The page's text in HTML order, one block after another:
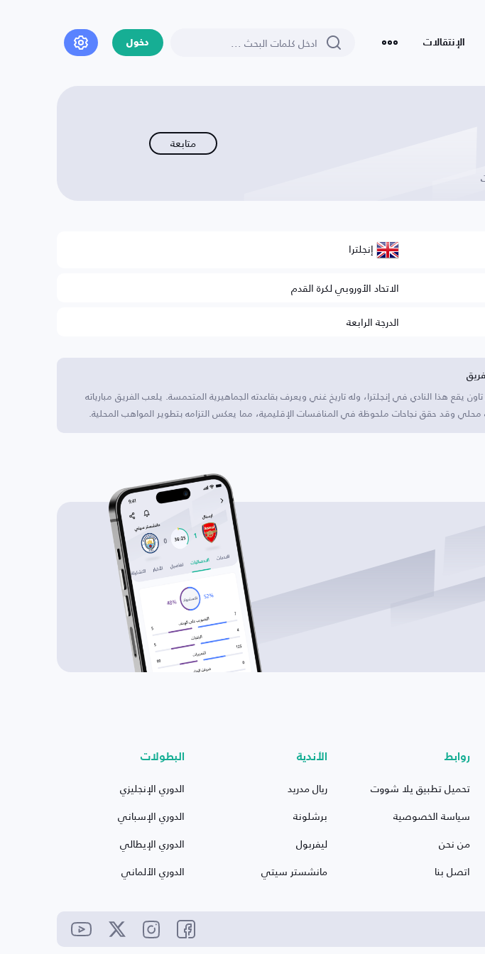
الإنتقالات دخول
متابعة
إنجلترا
الاتحاد الأوروبي لكرة القدم
الدرجة الرابعة
يقع هذا النادي في إنجلترا، وله تاريخ غني ويعرف بقاعدته الجماهيرية المتحمسة. يلعب الفريق مبارياته
وقد حقق نجاحات ملحوظة في المنافسات الإقليمية، مما يعكس التزامه بتطوير المواهب المحلية.
روابط
تحميل تطبيق يلا شووت
سياسة الخصوصية
من نحن
اتصل بنا
الأندية
ريال مدريد
برشلونة
ليفربول
مانشستر سيتي
البطولات
الدوري الإنجليزي
الدوري الإسباني
الدوري الإيطالي
الدوري الألماني